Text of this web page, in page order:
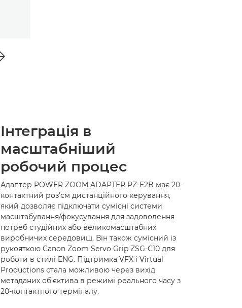
Інтеграція в
масштабніший
робочий процес
Адаптер POWER ZOOM ADAPTER PZ-E2B має 20-
контактний роз’єм дистанційного керування,
який дозволяє підключати сумісні системи
масштабування/фокусування для задоволення
потреб студійних або великомасштабних
виробничих середовищ. Він також сумісний із
рукояткою Canon Zoom Servo Grip ZSG-C10 для
роботи в стилі ENG. Підтримка VFX і Virtual
Productions стала можливою через вихід
метаданих об’єктива в режимі реального часу з
20-контактного терміналу.